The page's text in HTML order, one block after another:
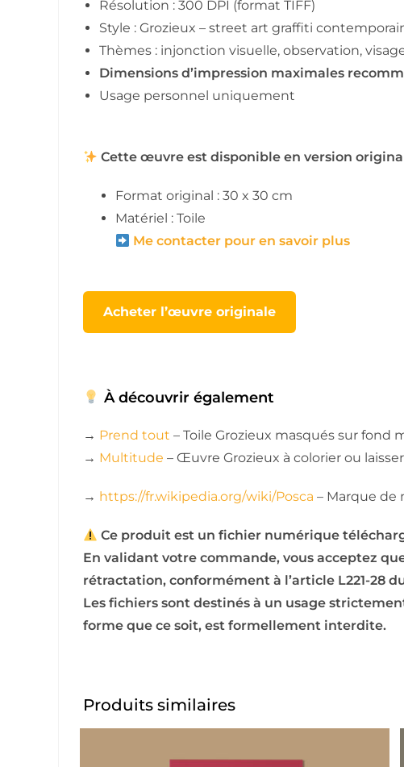
Résolution : 300 DPI (format TIFF)
Style : Grozieux – street art graffiti
Thèmes : injonction visuelle, observation,
Dimensions d’impression maximales
Usage personnel uniquement
Cette œuvre est disponible en version
Format original : 30 x 30 cm
Matériel : Toile
Me contacter pour en savoir plus
Acheter l’œuvre originale
À découvrir également
→ Prend tout – Toile Grozieux masqués sur fond
→ Multitude – Œuvre Grozieux à colorier ou
→ https://fr.wikipedia.org/wiki/Posca – Marque de
Ce produit est un fichier numérique
En validant votre commande, vous acceptez
rétractation, conformément à l’article L221-28
Les fichiers sont destinés à un usage
forme que ce soit, est formellement interdite.
Produits similaires